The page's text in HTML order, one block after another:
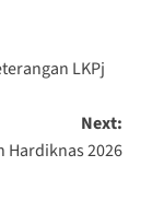
LKPj
Next:
Hardiknas 2026